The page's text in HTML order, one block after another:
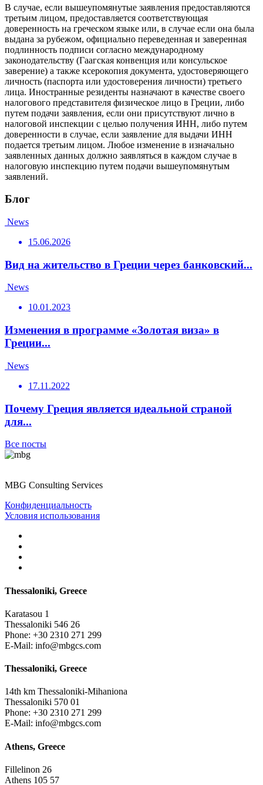
В случае, если вышеупомянутые заявления предоставляются
третьим лицом, предоставляется соответствующая
доверенность на греческом языке или, в случае если она была
выдана за рубежом, официально переведенная и заверенная
подлинность подписи согласно международному
законодательству (Гаагская конвенция или консульское
заверение) а также ксерокопия документа, удостоверяющего
личность (паспорта или удостоверения личности) третьего
лица. Иностранные резиденты назначают в качестве своего
налогового представителя физическое лицо в Греции, либо
путем подачи заявления, если они присутствуют лично в
налоговой инспекции с целью получения ИНН, либо путем
доверенности в случае, если заявление для выдачи ИНН
подается третьим лицом. Любое изменение в изначально
заявленных данных должно заявляться в каждом случае в
налоговую инспекцию путем подачи вышеупомянутым
заявлений.
Блог
News
15.06.2026
Вид на жительство в Греции через банковский...
News
10.01.2023
Изменения в программе «Золотая виза» в
Греции...
News
17.11.2022
Почему Греция является идеальной страной
для...
Все посты
MBG Consulting Services
Конфиденциальность
Условия использования
Thessaloniki, Greece
Karatasou 1
Thessaloniki 546 26
Phone: +30 2310 271 299
E-Mail: info@mbgcs.com
Thessaloniki, Greece
14th km Thessaloniki-Mihaniona
Thessaloniki 570 01
Phone: +30 2310 271 299
E-Mail: info@mbgcs.com
Athens, Greece
Fillelinon 26
Athens 105 57